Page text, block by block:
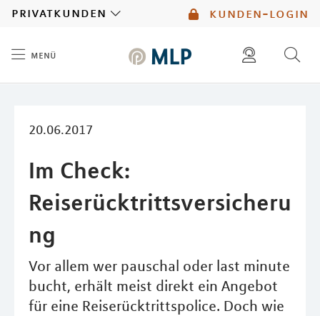
kunden-login
privatkunden
menü
20.06.2017
Im Check:
Reiserücktrittsversicheru
ng
Vor allem wer pauschal oder last minute
bucht, erhält meist direkt ein Angebot
für eine Reiserücktrittspolice. Doch wie